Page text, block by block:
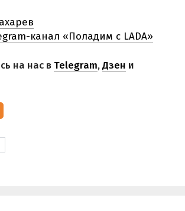
канал «Поладим с LADA»
на нас в Telegram,Дзен и